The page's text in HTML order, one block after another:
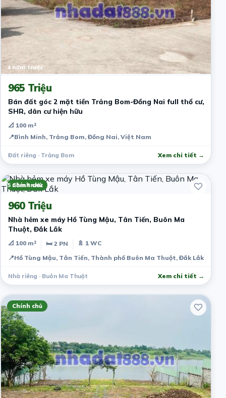
4 năm trước
965 Triệu
Bán đất góc 2 mặt tiền Trảng Bom-Đồng Nai full thổ cư,
SHR, dân cư hiện hữu
📐 100 m²
📍Bình Minh, Trảng Bom, Đồng Nai, Việt Nam
Đất riêng · Trảng Bom Xem chi tiết →
Chính chủ
5 năm trước
960 Triệu
Nhà hẻm xe máy Hồ Tùng Mậu, Tân Tiến, Buôn Ma
Thuột, Đắk Lắk
📐 100 m² 🛏 2 PN
🚿 1 WC
📍Hồ Tùng Mậu, Tân Tiến, Thành phố Buôn Ma Thuột, Đắk Lắk, Việt
Nhà riêng · Buôn Ma Thuột Xem chi tiết →
Chính chủ